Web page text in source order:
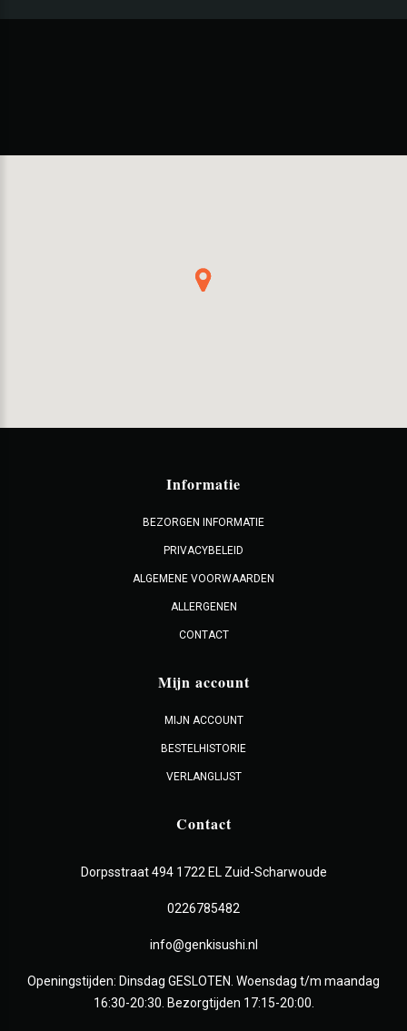
Informatie
BEZORGEN INFORMATIE
PRIVACYBELEID
ALGEMENE VOORWAARDEN
ALLERGENEN
CONTACT
Mijn account
MIJN ACCOUNT
BESTELHISTORIE
VERLANGLIJST
Contact
Dorpsstraat 494 1722 EL Zuid-Scharwoude
0226785482
info@genkisushi.nl
Openingstijden: Dinsdag GESLOTEN. Woensdag t/m maandag
16:30-20:30. Bezorgtijden 17:15-20:00.